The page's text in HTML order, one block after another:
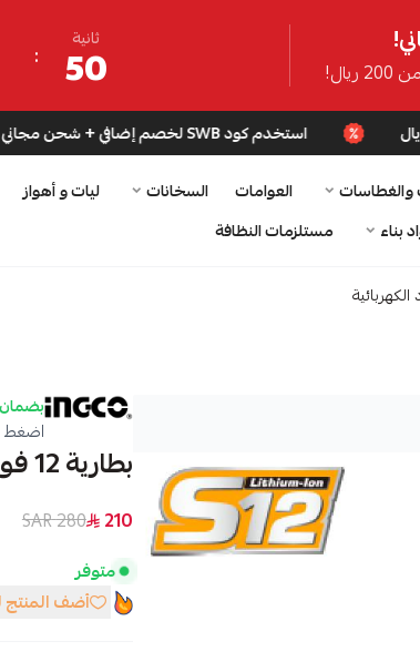
49
ثانية
استخدم كود SWB لخصم إضافي + شحن مجاني للطلبات فوق 200 ريال
العوامات السخانات ليات و أهواز
بناء مستلزمات النظافة
اضغط
بطارية 12 فولت 1.5 امبير ليثيوم S12
210
280 SAR
متوفر
أضف